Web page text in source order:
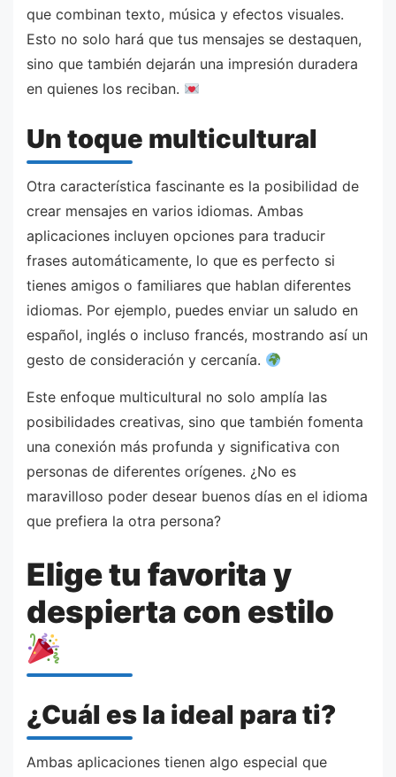
que combinan texto, música y efectos visuales.
Esto no solo hará que tus mensajes se destaquen,
sino que también dejarán una impresión duradera
en quienes los reciban.
Un toque multicultural
Otra característica fascinante es la posibilidad de
crear mensajes en varios idiomas. Ambas
aplicaciones incluyen opciones para traducir
frases automáticamente, lo que es perfecto si
tienes amigos o familiares que hablan diferentes
idiomas. Por ejemplo, puedes enviar un saludo en
español, inglés o incluso francés, mostrando así un
gesto de consideración y cercanía.
Este enfoque multicultural no solo amplía las
posibilidades creativas, sino que también fomenta
una conexión más profunda y significativa con
personas de diferentes orígenes. ¿No es
maravilloso poder desear buenos días en el idioma
que prefiera la otra persona?
Elige tu favorita y
despierta con estilo
¿Cuál es la ideal para ti?
Ambas aplicaciones tienen algo especial que